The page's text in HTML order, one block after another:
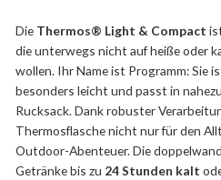
Die Thermos® Light & Compact
die unterwegs nicht auf heiße oder
wollen. Ihr Name ist Programm: Sie
besonders leicht und passt in
Rucksack. Dank robuster
Thermosflasche nicht nur für den
Outdoor-Abenteuer. Die
Getränke bis zu 24 Stunden kalt